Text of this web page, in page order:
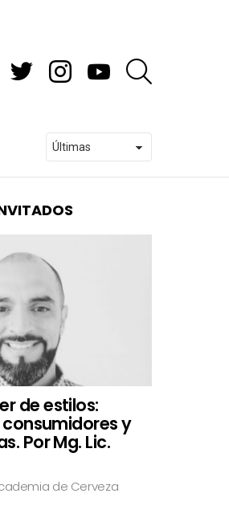
de estilos:
y
Por Mg. Lic.
de Cerveza